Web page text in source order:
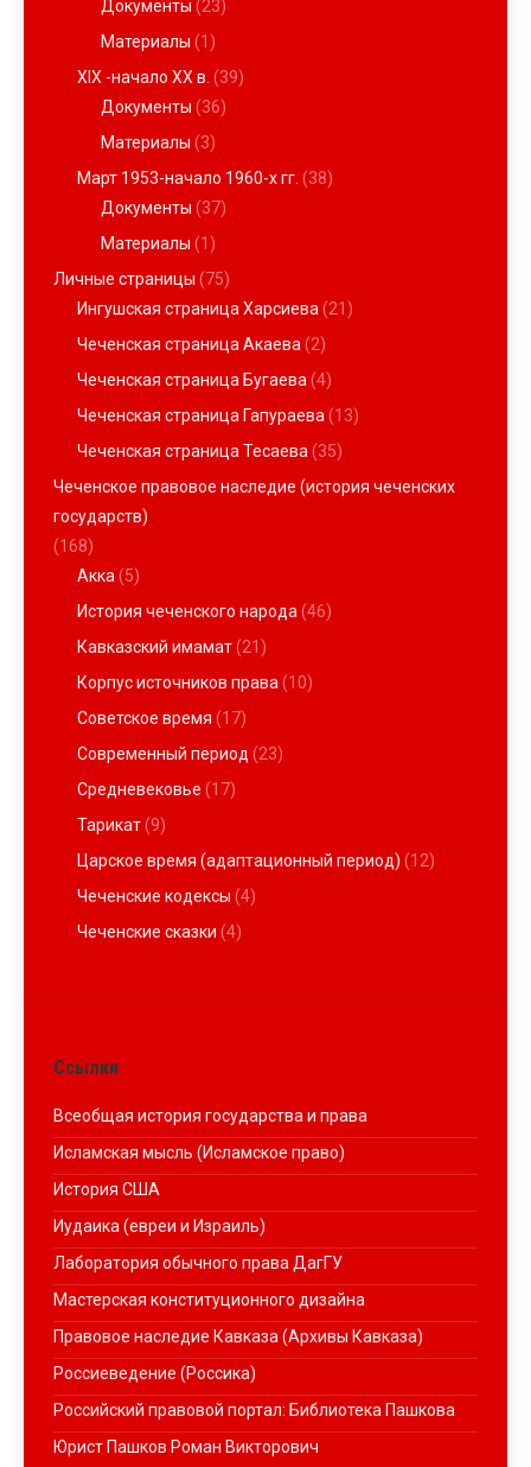
Документы (23)
Материалы (1)
XIX -начало ХХ в. (39)
Документы (36)
Материалы (3)
Март 1953-начало 1960-х гг. (38)
Документы (37)
Материалы (1)
Личные страницы (75)
Ингушская страница Харсиева (21)
Чеченская страница Акаева (2)
Чеченская страница Бугаева (4)
Чеченская страница Гапураева (13)
Чеченская страница Тесаева (35)
Чеченское правовое наследие (история чеченских
государств)
(168)
Акка (5)
История чеченского народа (46)
Кавказский имамат(21)
Корпус источников права (10)
Советское время (17)
Современный период (23)
Средневековье (17)
Тарикат(9)
Царское время (адаптационный период) (12)
Чеченские кодексы (4)
Чеченские сказки (4)
Ссылки
Всеобщая история государства и права
Исламская мысль (Исламское право)
История США
Иудаика (евреи и Израиль)
Лаборатория обычного права ДагГУ
Мастерская конституционного дизайна
Правовое наследие Кавказа (Архивы Кавказа)
Россиеведение (Россика)
Российский правовой портал: Библиотека Пашкова
Юрист Пашков Роман Викторович